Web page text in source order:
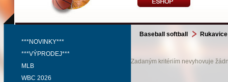
***NOVINKY***
***VÝPRODEJ***
MLB
WBC 2026
Baseball softball Rukavice
Zadaným kritériím nevyhovuje